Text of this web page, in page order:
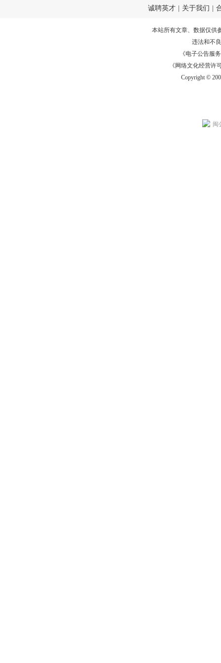
诚聘英才 关于我们
本站所有文章、数据仅供
违法和不
《电子公告服务
《网络文化经营许
Copyright ©
闽